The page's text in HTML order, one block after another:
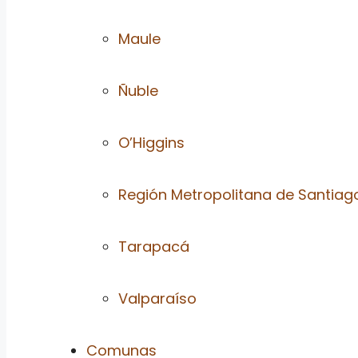
Maule
Ñuble
O’Higgins
Región Metropolitana de
Tarapacá
Valparaíso
Comunas